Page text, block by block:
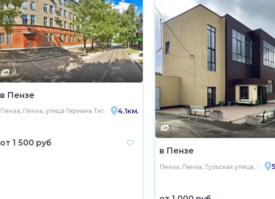
8
в Пензе
Пенза, Пенза, улица Германа Титова, 184.1км.
от 1 500 руб
10
в Пензе
Пенза, Пенза, Тульская улица, 34